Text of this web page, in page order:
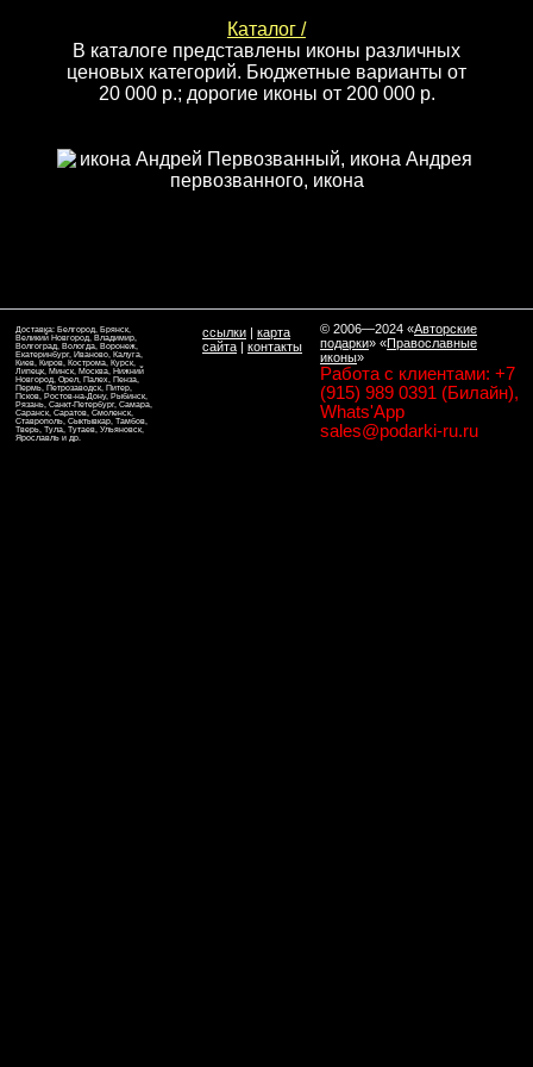
Каталог /
В каталоге представлены иконы различных
ценовых категорий. Бюджетные варианты от
20 000 р.; дорогие иконы от 200 000 р.
Доставка: Белгород, Брянск,
Великий Новгород, Владимир,
Волгоград, Вологда, Воронеж,
Екатеринбург, Иваново, Калуга,
Киев, Киров, Кострома, Курск,
Липецк, Минск, Москва, Нижний
Новгород, Орел, Палех, Пенза,
Пермь, Петрозаводск, Питер,
Псков, Ростов-на-Дону, Рыбинск,
Рязань, Санкт-Петербург, Самара,
Саранск, Саратов, Смоленск,
Ставрополь, Сыктывкар, Тамбов,
Тверь, Тула, Тутаев, Ульяновск,
Ярославль и др.
ссылки | карта
сайта | контакты
© 2006—2024 «Авторские
подарки» «Православные
иконы»
Работа с клиентами: +7
(915) 989 0391 (Билайн),
Whats'App
sales@podarki-ru.ru